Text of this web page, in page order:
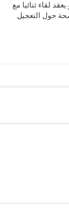
لقاء ثنائيا مع
حول التعجيل